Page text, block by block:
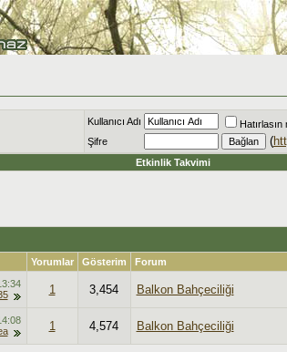
Kullanıcı Adı
Hatırlasın
Şifre
(
Etkinlik Takvimi
Yorumlar Gösterim Forum
1 3,454 Balkon Bahçeciliği
1 4,574 Balkon Bahçeciliği